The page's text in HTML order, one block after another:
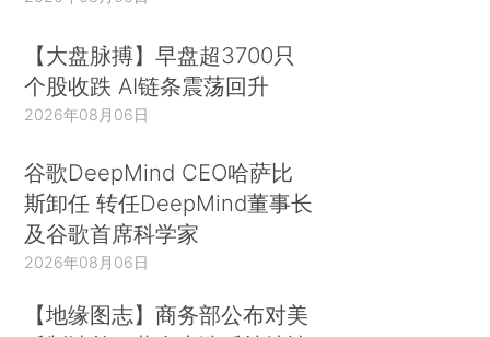
【大盘脉搏】早盘超3700只
个股收跌 AI链条震荡回升
2026年08月06日
谷歌DeepMind CEO哈萨比
斯卸任 转任DeepMind董事长
及谷歌首席科学家
2026年08月06日
【地缘图志】商务部公布对美